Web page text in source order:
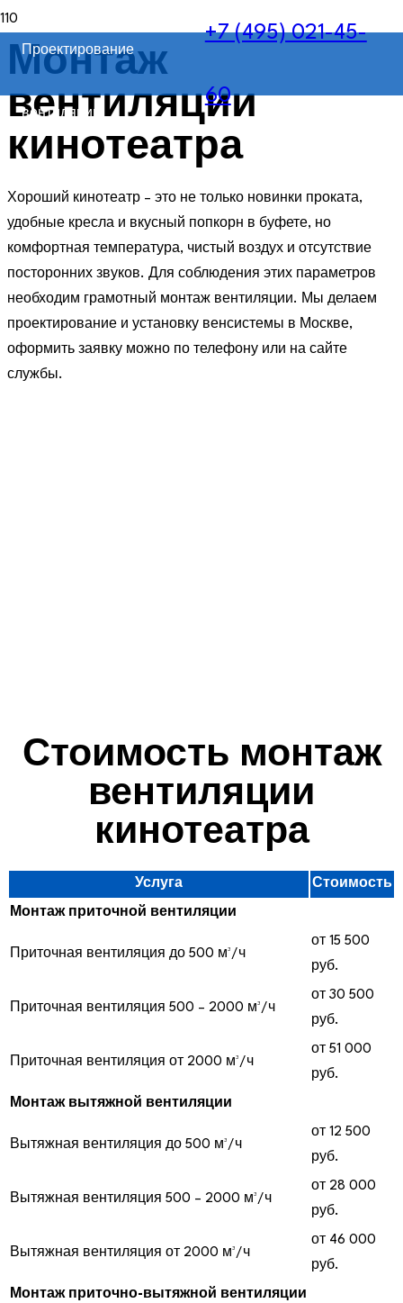
Проектирование
вентиляции
+7 (495) 021-45-
60
Монтаж
вентиляции
кинотеатра
Хороший кинотеатр – это не только новинки проката,
удобные кресла и вкусный попкорн в буфете, но
комфортная температура, чистый воздух и отсутствие
посторонних звуков. Для соблюдения этих параметров
необходим грамотный монтаж вентиляции. Мы делаем
проектирование и установку венсистемы в Москве,
оформить заявку можно по телефону или на сайте
службы.
Стоимость монтаж
вентиляции
кинотеатра
Услуга Стоимость
Монтаж приточной вентиляции
Приточная вентиляция до 500 м³/ч
от 15 500
руб.
Приточная вентиляция 500 – 2000 м³/ч
от 30 500
руб.
Приточная вентиляция от 2000 м³/ч
от 51 000
руб.
Монтаж вытяжной вентиляции
Вытяжная вентиляция до 500 м³/ч
от 12 500
руб.
Вытяжная вентиляция 500 – 2000 м³/ч
от 28 000
руб.
Вытяжная вентиляция от 2000 м³/ч
от 46 000
руб.
Монтаж приточно-вытяжной вентиляции